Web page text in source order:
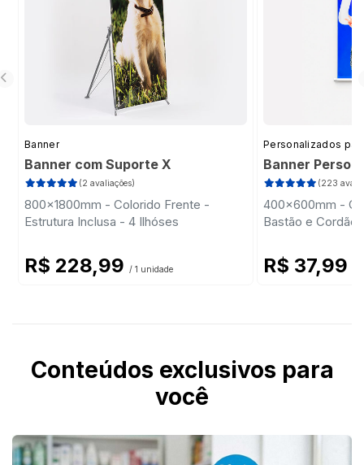
Banner
Banner com Suporte X
(2 avaliações)
800x1800mm - Colorido Frente -
Estrutura Inclusa - 4 Ilhóses
R$ 228,99 / 1 unidade
Personalizados
Banner
(223
400x600mm -
Bastão e Cordão
R$ 37,99
Conteúdos exclusivos para
você